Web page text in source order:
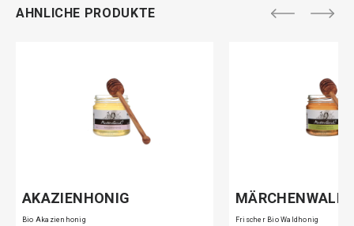
AHNLICHE PRODUKTE
AKAZIENHONIG
Bio Akazienhonig
MÄRCHENWALD
Frischer Bio Waldhonig